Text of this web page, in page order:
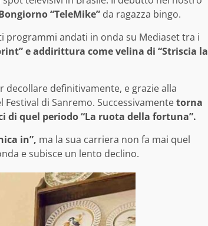
“TeleMike” da ragazza bingo.
programmi andati in onda su Mediaset tra i
e addirittura come velina di “Striscia la
decollare definitivamente, e grazie alla
di Sanremo. Successivamentetorna
di quel periodo “La ruota della fortuna”.
in”, ma la sua carriera non fa mai quel
e subisce un lento declino.